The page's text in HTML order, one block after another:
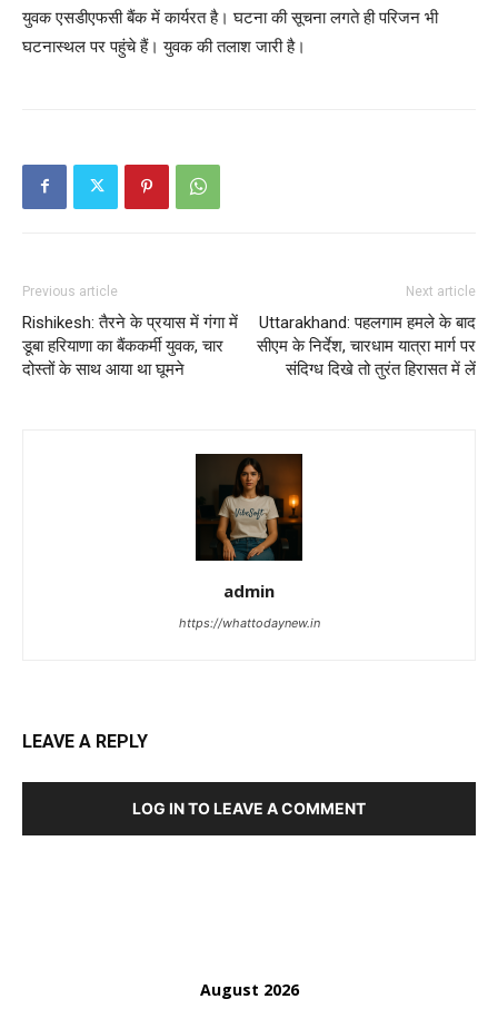
युवक एसडीएफसी बैंक में कार्यरत है। घटना की सूचना लगते ही परिजन भी
घटनास्थल पर पहुंचे हैं। युवक की तलाश जारी है।
Previous article
Rishikesh: तैरने के प्रयास में गंगा में
डूबा हरियाणा का बैंककर्मी युवक, चार
दोस्तों के साथ आया था घूमने
Next article
Uttarakhand: पहलगाम हमले के बाद
सीएम के निर्देश, चारधाम यात्रा मार्ग पर
संदिग्ध दिखे तो तुरंत हिरासत में लें
admin
https://whattodaynew.in
LEAVE A REPLY
LOG IN TO LEAVE A COMMENT
August 2026